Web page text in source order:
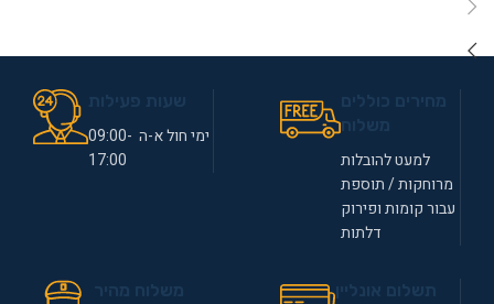
למעט להובלות
מרוחקות / תוספת
עבור קומות ופירוק
דלתות
ימי חול א-ה 09:00-
17:00